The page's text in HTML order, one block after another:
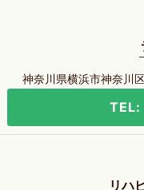
神奈川県横浜市神奈川
リハ